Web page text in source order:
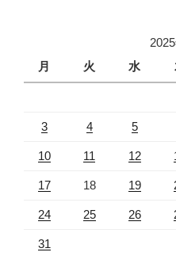
月
火 水
3 4 5
10 11 12
17 18 19
24 25 26
31